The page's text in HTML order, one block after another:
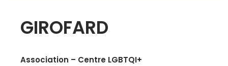
GIROFARD
Association – Centre LGBTQI+